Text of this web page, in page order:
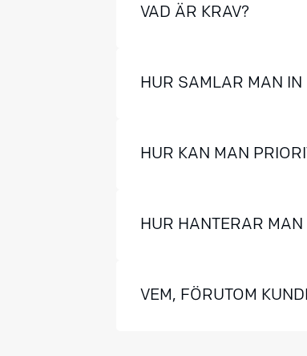
VAD ÄR KRAV?
HUR SAMLAR MAN IN
HUR KAN MAN
HUR HANTERAR MAN
VEM, FÖRUTOM